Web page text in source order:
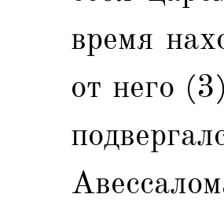
время
от него